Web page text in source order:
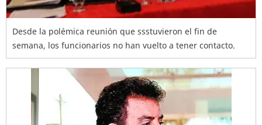
Desde la polémica reunión que ssstuvieron el fin de
semana, los funcionarios no han vuelto a tener contacto.